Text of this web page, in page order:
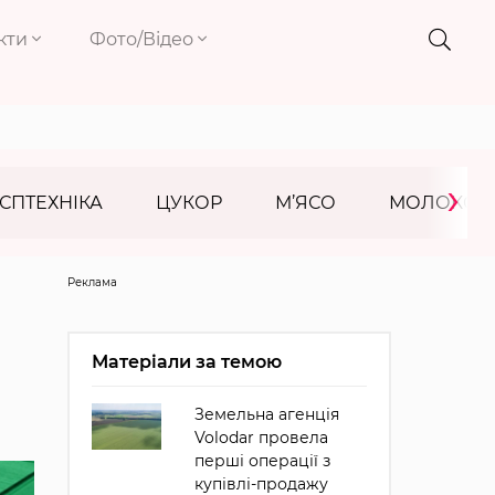
Фото/Відео
ЦУКОР М’ЯСО МОЛОКО
›
Реклама
Матеріали за темою
Земельна агенція
Volodar провела
перші операції з
купівлі-продажу